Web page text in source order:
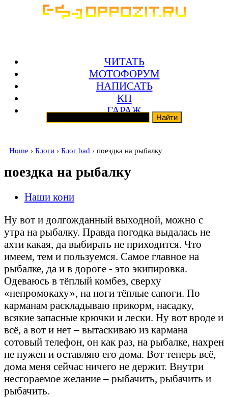
ЧИТАТЬ
МОТОФОРУМ
НАПИСАТЬ
КП
ГАРАЖ
Home › Блоги › Блог bad › поездка на рыбалку
поездка на рыбалку
Наши кони
Ну вот и долгожданный выходной, можно с
утра на рыбалку. Правда погодка выдалась не
ахти какая, да выбирать не приходится. Что
имеем, тем и пользуемся. Самое главное на
рыбалке, да и в дороге - это экипировка.
Одеваюсь в тёплый комбез, сверху
«непромокаху», на ноги тёплые сапоги. По
карманам раскладываю прикорм, насадку,
всякие запасные крючки и лески. Ну вот вроде и
всё, а вот и нет – вытаскиваю из кармана
сотовый телефон, он как раз, на рыбалке, нахрен
не нужен и оставляю его дома. Вот теперь всё,
дома меня сейчас ничего не держит. Внутри
несгораемое желание – рыбачить, рыбачить и
рыбачить.